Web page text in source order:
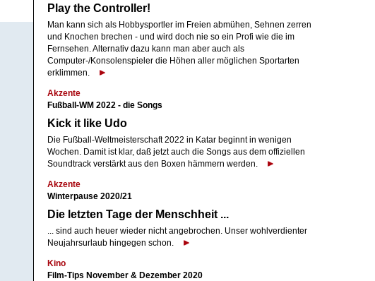
Play the Controller!
Man kann sich als Hobbysportler im Freien abmühen, Sehnen zerren
und Knochen brechen - und wird doch nie so ein Profi wie die im
Fernsehen. Alternativ dazu kann man aber auch als
Computer-/Konsolenspieler die Höhen aller möglichen Sportarten
erklimmen.
Akzente
Fußball-WM 2022 - die Songs
Kick it like Udo
Die Fußball-Weltmeisterschaft 2022 in Katar beginnt in wenigen
Wochen. Damit ist klar, daß jetzt auch die Songs aus dem offiziellen
Soundtrack verstärkt aus den Boxen hämmern werden.
Akzente
Winterpause 2020/21
Die letzten Tage der Menschheit ...
... sind auch heuer wieder nicht angebrochen. Unser wohlverdienter
Neujahrsurlaub hingegen schon.
Kino
Film-Tips November & Dezember 2020